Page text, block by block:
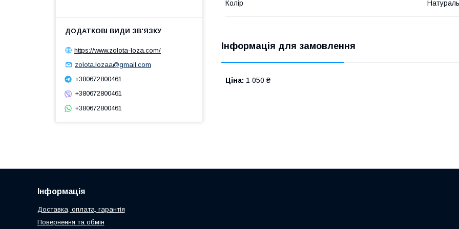
Колір
Інформація для замовлення
Ціна: 1 050 ₴
https://www.zolota-loza.com/
zolota.lozaa@gmail.com
+380672800461
+380672800461
+380672800461
Інформація
Доставка, оплата, гарантія
Повернення та обмін